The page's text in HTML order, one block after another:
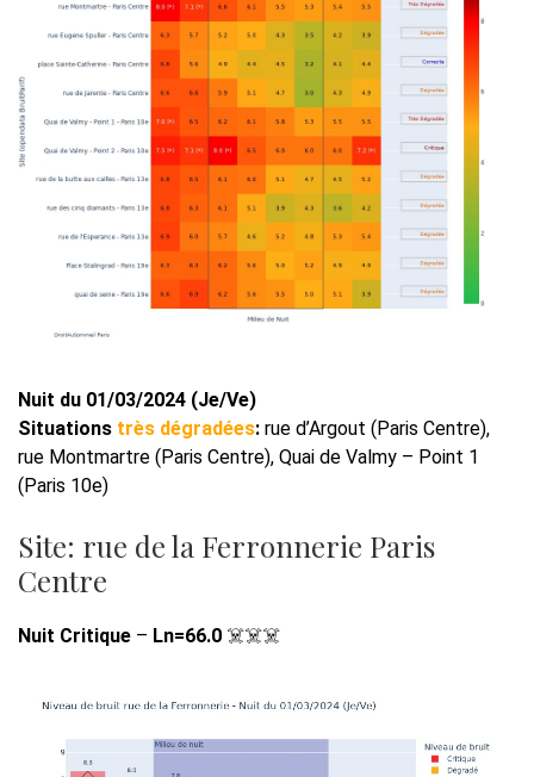
Nuit du 01/03/2024 (Je/Ve)
Situations très dégradées: rue d’Argout (Paris Centre),
rue Montmartre (Paris Centre), Quai de Valmy – Point 1
(Paris 10e)
Site: rue de la Ferronnerie Paris
Centre
Nuit Critique – Ln=66.0 ☠️☠️☠️